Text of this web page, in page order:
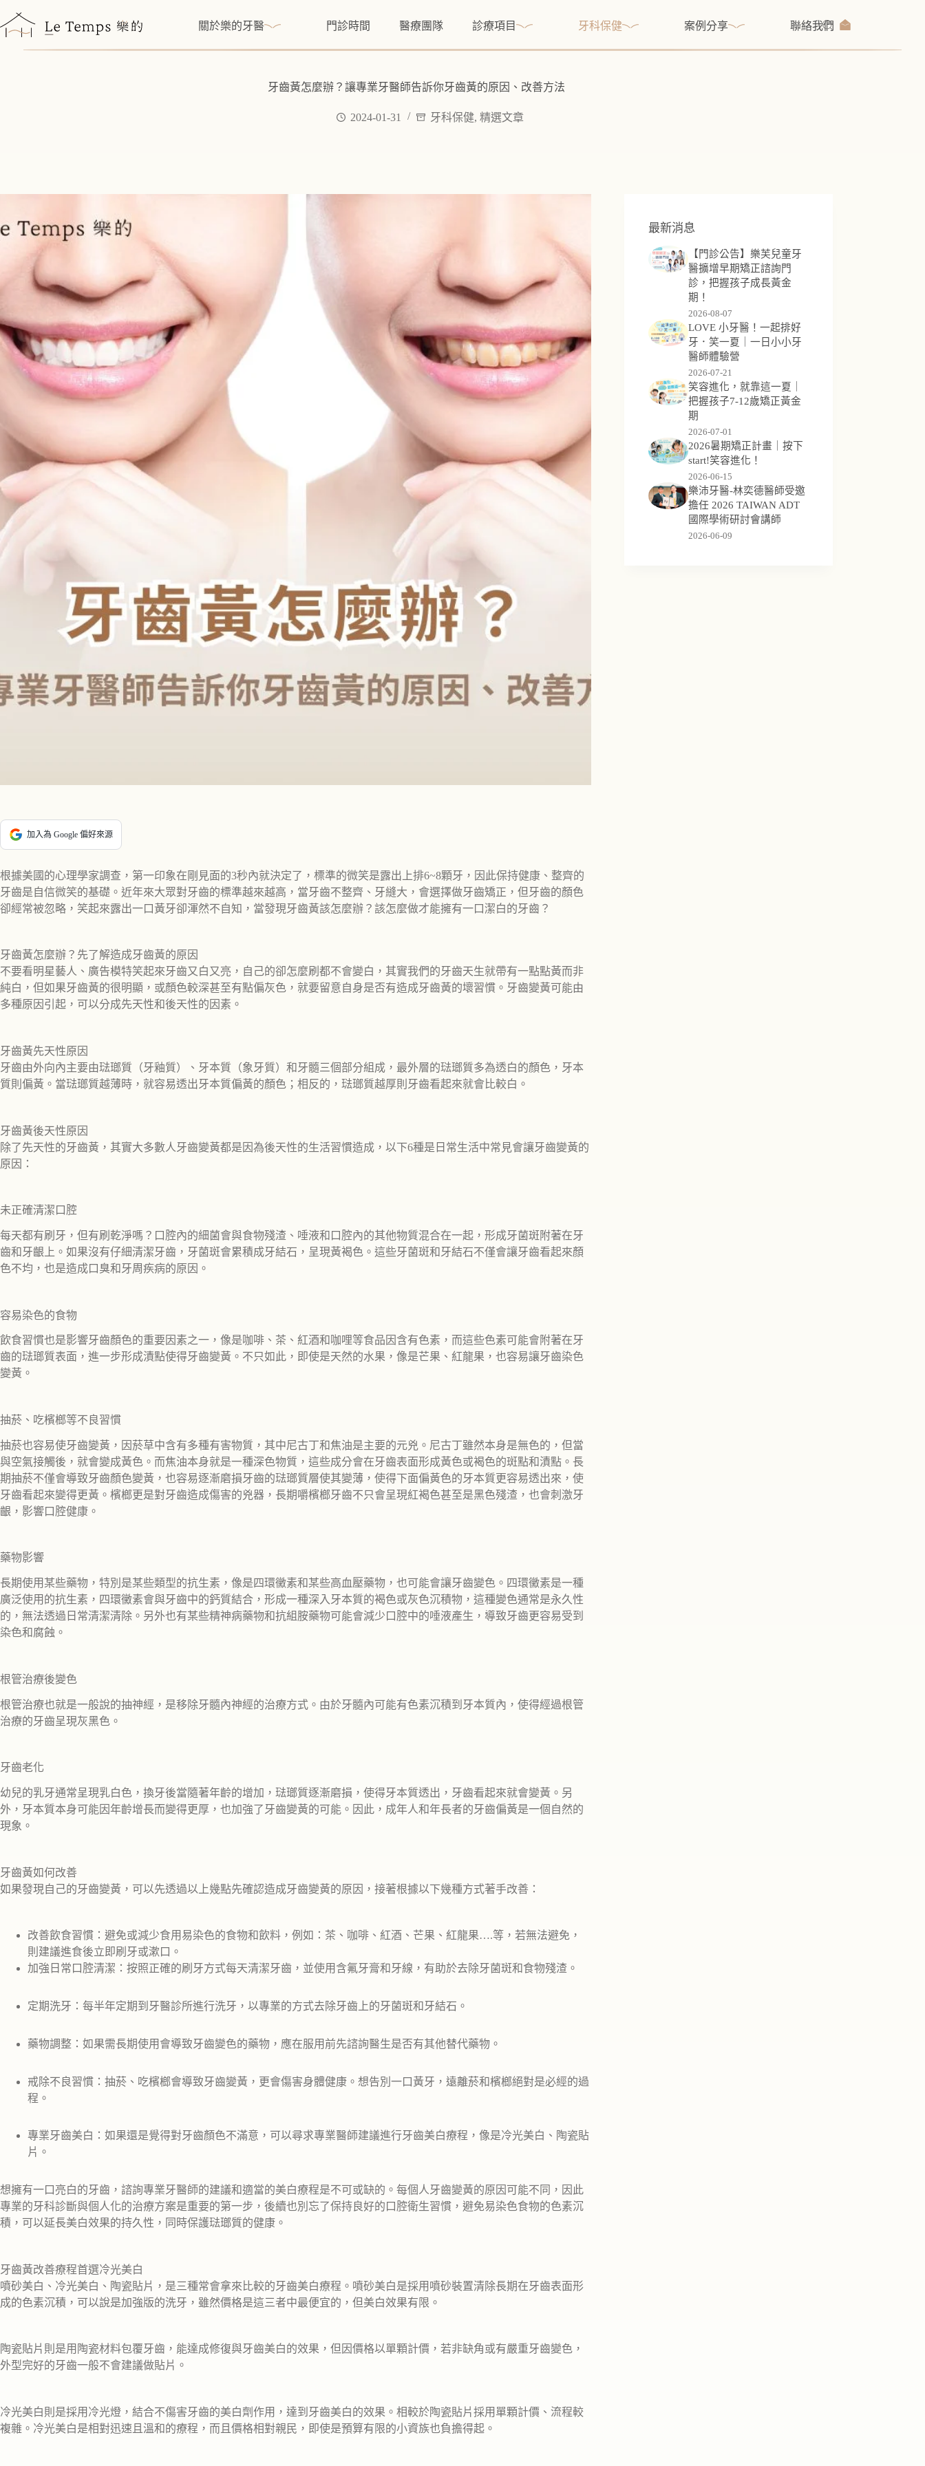
至
關於樂的牙醫 門診時間 醫療團隊 診療項目 牙科保健 案例分享 聯絡我們
牙齒黃怎麼辦？讓專業牙醫師告訴你牙齒黃的原因、改善方法
2024-01-31 牙科保健, 精選文章
加入為 Google 偏好來源
根據美國的心理學家調查，第一印象在剛見面的3秒內就決定了，標準的微笑是露出上排6~8顆牙，因此保持健康、整齊的
牙齒是自信微笑的基礎。近年來大眾對牙齒的標準越來越高，當牙齒不整齊、牙縫大，會選擇做牙齒矯正，但牙齒的顏色
卻經常被忽略，笑起來露出一口黃牙卻渾然不自知，當發現牙齒黃該怎麼辦？該怎麼做才能擁有一口潔白的牙齒？
牙齒黃怎麼辦？先了解造成牙齒黃的原因
不要看明星藝人、廣告模特笑起來牙齒又白又亮，自己的卻怎麼刷都不會變白，其實我們的牙齒天生就帶有一點點黃而非
純白，但如果牙齒黃的很明顯，或顏色較深甚至有點偏灰色，就要留意自身是否有造成牙齒黃的壞習慣。牙齒變黃可能由
多種原因引起，可以分成先天性和後天性的因素。
牙齒黃先天性原因
牙齒由外向內主要由琺瑯質（牙釉質）、牙本質（象牙質）和牙髓三個部分組成，最外層的琺瑯質多為透白的顏色，牙本
質則偏黃。當琺瑯質越薄時，就容易透出牙本質偏黃的顏色；相反的，琺瑯質越厚則牙齒看起來就會比較白。
牙齒黃後天性原因
除了先天性的牙齒黃，其實大多數人牙齒變黃都是因為後天性的生活習慣造成，以下6種是日常生活中常見會讓牙齒變黃的
原因：
未正確清潔口腔
每天都有刷牙，但有刷乾淨嗎？口腔內的細菌會與食物殘渣、唾液和口腔內的其他物質混合在一起，形成牙菌斑附著在牙
齒和牙齦上。如果沒有仔細清潔牙齒，牙菌斑會累積成牙結石，呈現黃褐色。這些牙菌斑和牙結石不僅會讓牙齒看起來顏
色不均，也是造成口臭和牙周疾病的原因。
容易染色的食物
飲食習慣也是影響牙齒顏色的重要因素之一，像是咖啡、茶、紅酒和咖哩等食品因含有色素，而這些色素可能會附著在牙
齒的琺瑯質表面，進一步形成漬點使得牙齒變黃。不只如此，即使是天然的水果，像是芒果、紅龍果，也容易讓牙齒染色
變黃。
抽菸、吃檳榔等不良習慣
抽菸也容易使牙齒變黃，因菸草中含有多種有害物質，其中尼古丁和焦油是主要的元兇。尼古丁雖然本身是無色的，但當
與空氣接觸後，就會變成黃色。而焦油本身就是一種深色物質，這些成分會在牙齒表面形成黃色或褐色的斑點和漬點。長
期抽菸不僅會導致牙齒顏色變黃，也容易逐漸磨損牙齒的琺瑯質層使其變薄，使得下面偏黃色的牙本質更容易透出來，使
牙齒看起來變得更黃。檳榔更是對牙齒造成傷害的兇器，長期嚼檳榔牙齒不只會呈現紅褐色甚至是黑色殘渣，也會刺激牙
齦，影響口腔健康。
藥物影響
長期使用某些藥物，特別是某些類型的抗生素，像是四環黴素和某些高血壓藥物，也可能會讓牙齒變色。四環黴素是一種
廣泛使用的抗生素，四環黴素會與牙齒中的鈣質結合，形成一種深入牙本質的褐色或灰色沉積物，這種變色通常是永久性
的，無法透過日常清潔清除。另外也有某些精神病藥物和抗組胺藥物可能會減少口腔中的唾液產生，導致牙齒更容易受到
染色和腐蝕。
根管治療後變色
根管治療也就是一般說的抽神經，是移除牙髓內神經的治療方式。由於牙髓內可能有色素沉積到牙本質內，使得經過根管
治療的牙齒呈現灰黑色。
牙齒老化
幼兒的乳牙通常呈現乳白色，換牙後當隨著年齡的增加，琺瑯質逐漸磨損，使得牙本質透出，牙齒看起來就會變黃。另
外，牙本質本身可能因年齡增長而變得更厚，也加強了牙齒變黃的可能。因此，成年人和年長者的牙齒偏黃是一個自然的
現象。
牙齒黃如何改善
如果發現自己的牙齒變黃，可以先透過以上幾點先確認造成牙齒變黃的原因，接著根據以下幾種方式著手改善：
改善飲食習慣：避免或減少食用易染色的食物和飲料，例如：茶、咖啡、紅酒、芒果、紅龍果….等，若無法避免，
則建議進食後立即刷牙或漱口。
加強日常口腔清潔：按照正確的刷牙方式每天清潔牙齒，並使用含氟牙膏和牙線，有助於去除牙菌斑和食物殘渣。
定期洗牙：每半年定期到牙醫診所進行洗牙，以專業的方式去除牙齒上的牙菌斑和牙結石。
藥物調整：如果需長期使用會導致牙齒變色的藥物，應在服用前先諮詢醫生是否有其他替代藥物。
戒除不良習慣：抽菸、吃檳榔會導致牙齒變黃，更會傷害身體健康。想告別一口黃牙，遠離菸和檳榔絕對是必經的過
程。
專業牙齒美白：如果還是覺得對牙齒顏色不滿意，可以尋求專業醫師建議進行牙齒美白療程，像是冷光美白、陶瓷貼
片。
想擁有一口亮白的牙齒，諮詢專業牙醫師的建議和適當的美白療程是不可或缺的。每個人牙齒變黃的原因可能不同，因此
專業的牙科診斷與個人化的治療方案是重要的第一步，後續也別忘了保持良好的口腔衛生習慣，避免易染色食物的色素沉
積，可以延長美白效果的持久性，同時保護琺瑯質的健康。
牙齒黃改善療程首選冷光美白
噴砂美白、冷光美白、陶瓷貼片，是三種常會拿來比較的牙齒美白療程。噴砂美白是採用噴砂裝置清除長期在牙齒表面形
成的色素沉積，可以說是加強版的洗牙，雖然價格是這三者中最便宜的，但美白效果有限。
陶瓷貼片則是用陶瓷材料包覆牙齒，能達成修復與牙齒美白的效果，但因價格以單顆計價，若非缺角或有嚴重牙齒變色，
外型完好的牙齒一般不會建議做貼片。
冷光美白則是採用冷光燈，結合不傷害牙齒的美白劑作用，達到牙齒美白的效果。相較於陶瓷貼片採用單顆計價、流程較
複雜。冷光美白是相對迅速且溫和的療程，而且價格相對親民，即使是預算有限的小資族也負擔得起。
最新消息
【門診公告】樂芙兒童牙
醫擴增早期矯正諮詢門
診，把握孩子成長黃金
期！
2026-08-07
LOVE 小牙醫！一起排好
牙．笑一夏｜一日小小牙
醫師體驗營
2026-07-21
笑容進化，就靠這一夏｜
把握孩子7-12歲矯正黃金
期
2026-07-01
2026暑期矯正計畫｜按下
start!笑容進化！
2026-06-15
樂沛牙醫-林奕德醫師受邀
擔任 2026 TAIWAN ADT
國際學術研討會講師
2026-06-09